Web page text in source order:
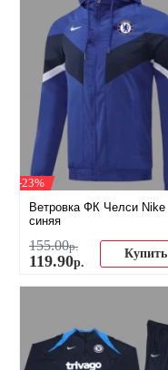
-23%
Ветровка ФК Челси Nike
синяя
155.00р.
119.90р.
Купить